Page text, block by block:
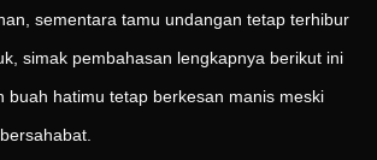
sementara tamu undangan tetap terhibur
simak pembahasan lengkapnya berikut ini
buah hatimu tetap berkesan manis meski